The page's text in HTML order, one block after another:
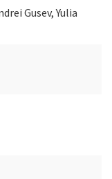
Gusev, Yulia